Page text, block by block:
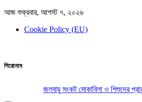
আজ শুক্রবার, আগস্ট ৭, ২০২৬
Cookie Policy (EU)
দেশের খবর
যুক্ত থাকুন দেশের সঙ্গে
শিরোনাম
জলবায়ু সংকট মোকাবিলা ও শিশুদের